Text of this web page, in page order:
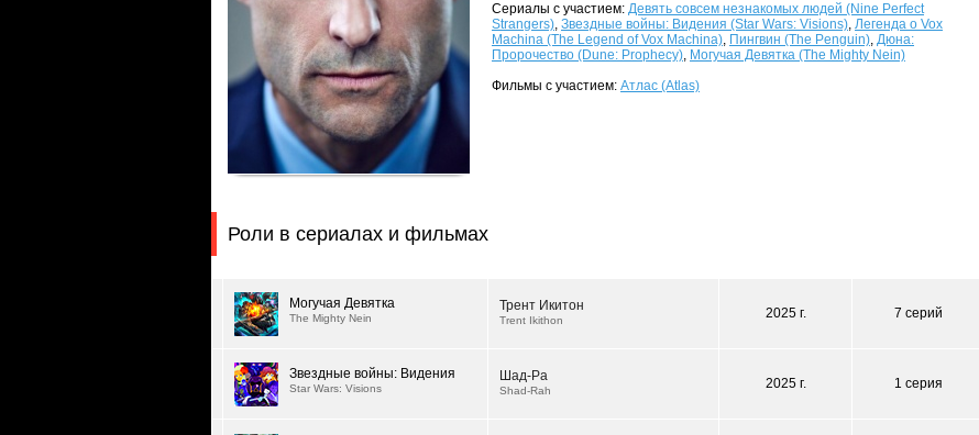
Сериалы с участием: Девять совсем незнакомых людей (Nine Perfect
Strangers), Звездные войны: Видения (Star Wars: Visions), Легенда о Vox
Machina (The Legend of Vox Machina), Пингвин (The Penguin), Дюна:
Пророчество (Dune: Prophecy), Могучая Девятка (The Mighty Nein)
Фильмы с участием: Атлас (Atlas)
Роли в сериалах и фильмах
Могучая Девятка
The Mighty Nein
Трент Икитон
Trent Ikithon 2025 г. 7 серий
Звездные войны: Видения
Star Wars: Visions
Шад-Ра
Shad-Rah 2025 г. 1 серия